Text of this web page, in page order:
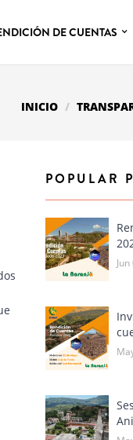
DE CUENTAS
INICIO
POPULAR